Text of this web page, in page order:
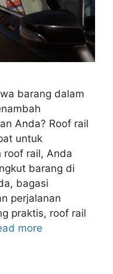
barang dalam
Anda? Roof rail
untuk
roof rail, Anda
barang di
bagasi
perjalanan
praktis, roof rail
more